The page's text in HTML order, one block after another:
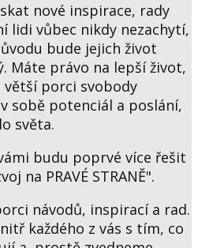
nové inspirace, rady
lidi vůbec nikdy nezachytí,
bude jejich život
Máte právo na lepší život,
větší porci svobody
sobě potenciál a poslání,
světa.
budu poprvé více řešit
na PRAVÉ STRANĚ".
návodů, inspirací a rad.
každého z vás s tím, co